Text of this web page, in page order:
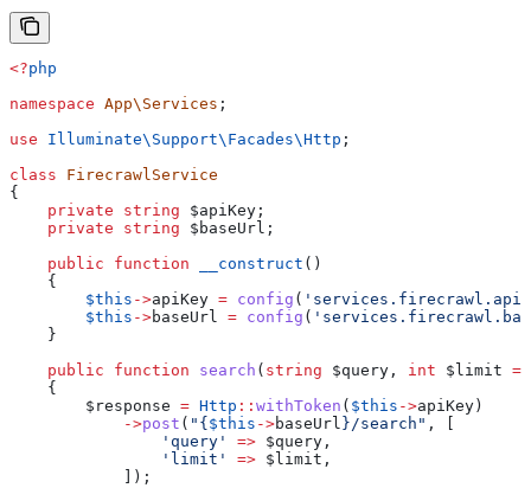
<?php
namespace App\Services ;
use Illuminate\Support\Facades\Http ;
class FirecrawlService
{
    private
string $apiKey ;
    private
string $baseUrl ;
    public
function __construct ()
    {
        $this
->apiKey = config (
        $this
->baseUrl = config (
    }
    public
function search ( string $query , int $limit =
    {
        $response
= Http :: withToken ( $this ->apiKey )
            ->
post ( "{ $this ->baseUrl }/search" , [
                'query'
=> $query ,
                'limit'
=> $limit ,
            ]);